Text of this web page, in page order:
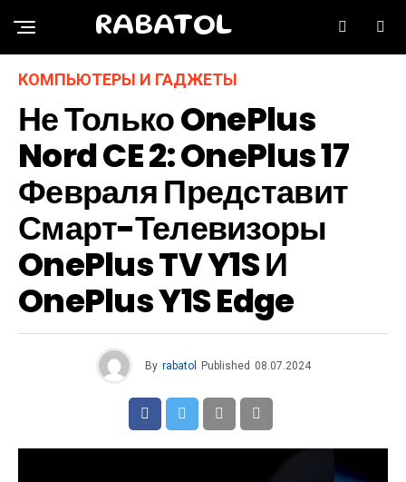
RABATOL
КОМПЬЮТЕРЫ И ГАДЖЕТЫ
Не Только OnePlus
Nord CE 2: OnePlus 17
Февраля Представит
Смарт-Телевизоры
OnePlus TV Y1S И
OnePlus Y1S Edge
By rabatol Published 08.07.2024